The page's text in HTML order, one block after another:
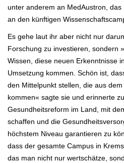
unter anderem an MedAustron, das
an den künftigen
Es gehe laut ihr aber nicht nur
Forschung zu investieren, sondern
Wissen, diese neuen Erkenntnisse
Umsetzung kommen. Schön ist,
den Mittelpunkt stellen, die aus
kommen« sagte sie und erinnerte
Gesundheitsreform im Land, mit
schaffen und die
höchstem Niveau garantieren zu
dass der gesamte Campus in
das man nicht nur wertschätze,